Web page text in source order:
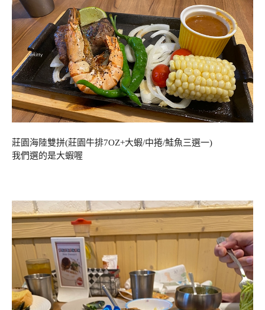
莊園海陸雙拼(莊園牛排7OZ+大蝦/中捲/鮭魚三選一)
我們選的是大蝦喔